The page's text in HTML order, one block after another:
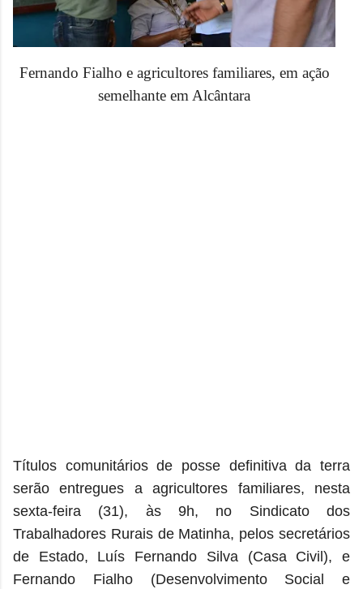
Fernando Fialho e agricultores familiares, em ação
semelhante em Alcântara
Títulos comunitários de posse definitiva da terra
serão entregues a agricultores familiares, nesta
sexta-feira (31), às 9h, no Sindicato dos
Trabalhadores Rurais de Matinha, pelos secretários
de Estado, Luís Fernando Silva (Casa Civil), e
Fernando Fialho (Desenvolvimento Social e